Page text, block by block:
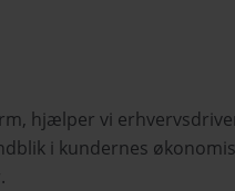
hjælper vi
i kundernes